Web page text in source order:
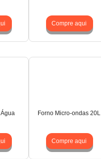
Compre aqui
Forno Micro-ondas 20L
Compre aqui